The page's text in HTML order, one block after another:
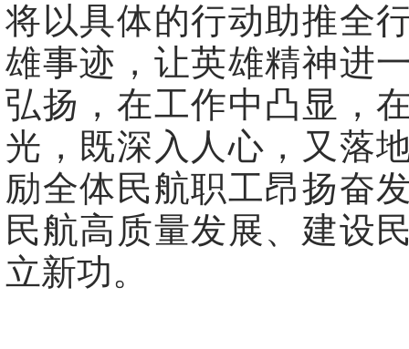
将以具体的行动助推全
雄事迹，让英雄精神进
弘扬，在工作中凸显，
光，既深入人心，又落
励全体民航职工昂扬奋
民航高质量发展、建设
立新功。